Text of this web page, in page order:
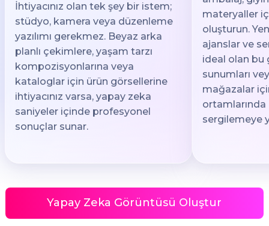
İhtiyacınız olan tek şey bir istem;
stüdyo, kamera veya düzenleme
yazılımı gerekmez. Beyaz arka
planlı çekimlere, yaşam tarzı
kompozisyonlarına veya
kataloglar için ürün görsellerine
ihtiyacınız varsa, yapay zeka
saniyeler içinde profesyonel
sonuçlar sunar.
materyaller
oluşturun.
ajanslar ve
ideal olan bu
sunumları
mağazalar
ortamlarında
sergilemeye
Yapay Zeka Görüntüsü Oluştur